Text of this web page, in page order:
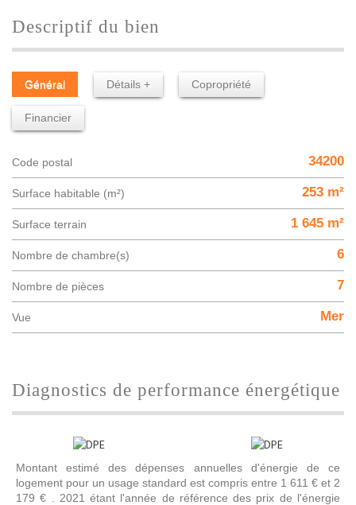
descriptif du bien
Général Détails + Copropriété
Financier
Code postal 34200
Surface habitable (m²) 253 m²
surface terrain 1 645 m²
Nombre de chambre(s) 6
Nombre de pièces 7
Vue Mer
diagnostics de performance énergétique
Montant estimé des dépenses annuelles d'énergie de ce
logement pour un usage standard est compris entre 1 611 € et 2
179 € . 2021 étant l'année de référence des prix de l'énergie